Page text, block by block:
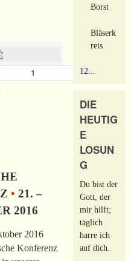
von
• 21. –
2016
2016
Konferenz
Borst
Bläserk
reis
12...
DIE
HEUTIG
E
LOSUN
G
Du bist der
Gott, der
mir hilft;
täglich
harre ich
auf dich.